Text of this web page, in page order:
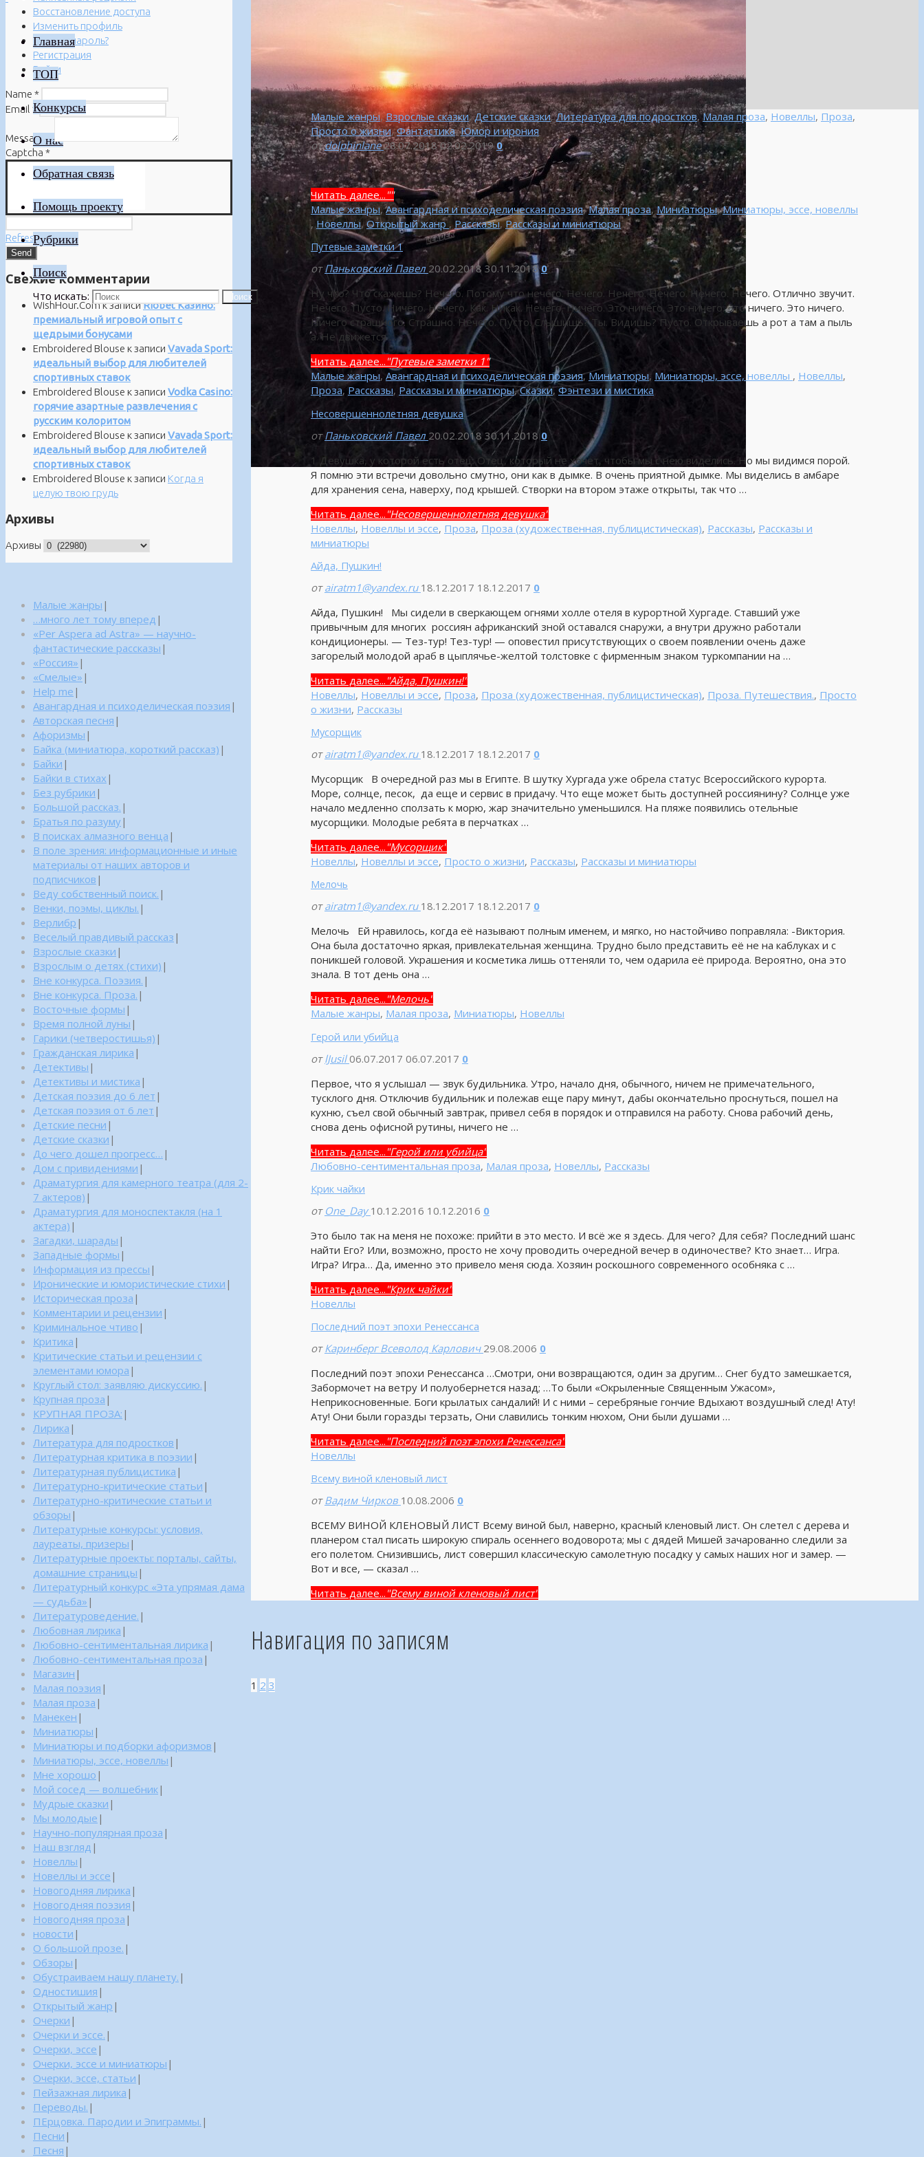
Главная
ТОП
Конкурсы
О нас
Обратная связь
Помощь проекту
Рубрики
Поиск
Что искать: Поиск
Малые жанры,Взрослые сказки,Детские сказки,Литература для подростков,Малая проза, Новеллы, Проза,
Просто о жизни,Фантастика,Юмор и ирония
от dolphinlane 28.07.2018 02.02.2019 0
Читать далее... ""
Малые жанры,Авангардная и психоделическая поэзия,Малая проза,Миниатюры,Миниатюры, эссе, новеллы
,Новеллы,Открытый жанр, Рассказы,Рассказы и миниатюры
Путевые заметки 1
от Паньковский Павел 20.02.2018 30.11.2018 0
Ну что? Что скажешь? Нечего. Потому что нечего. Нечего. Нечего. Нечего. Нечего. Нечего. Отлично звучит.
Нечего. Пусто. Ничего. Нечего. Как. Никак. Нечего. Ничего. Это ничего. Это ничего. Это ничего. Это ничего.
Ничего страшного. Страшно. Нечего. Пусто. Слышишь? Ты. Видишь? Пусто. Открываешь а рот а там а пыль
а. Не движется …
Читать далее... "Путевые заметки 1"
Малые жанры, Авангардная и психоделическая поэзия,Миниатюры, Миниатюры, эссе, новеллы , Новеллы,
Проза,Рассказы, Рассказы и миниатюры,Сказки,Фэнтези и мистика
Несовершеннолетняя девушка
от Паньковский Павел 20.02.2018 30.11.2018 0
1 Девушка, у которой есть отец. Отец, который не хочет, чтобы мы с нею виделись. Но мы видимся порой.
Я помню эти встречи довольно смутно, они как в дымке. В очень приятной дымке. Мы виделись в амбаре
для хранения сена, наверху, под крышей. Створки на втором этаже открыты, так что …
Читать далее... "Несовершеннолетняя девушка"
Новеллы, Новеллы и эссе, Проза, Проза (художественная, публицистическая), Рассказы, Рассказы и
миниатюры
Айда, Пушкин!
от airatm1@yandex.ru 18.12.2017 18.12.2017 0
Айда, Пушкин! Мы сидели в сверкающем огнями холле отеля в курортной Хургаде. Ставший уже
привычным для многих россиян африканский зной оставался снаружи, а внутри дружно работали
кондиционеры. — Тез-тур! Тез-тур! — оповестил присутствующих о своем появлении очень даже
загорелый молодой араб в цыплячье-желтой толстовке с фирменным знаком туркомпании на …
Читать далее... "Айда, Пушкин!"
Новеллы, Новеллы и эссе, Проза, Проза (художественная, публицистическая), Проза. Путешествия., Просто
о жизни, Рассказы
Мусорщик
от airatm1@yandex.ru 18.12.2017 18.12.2017 0
Мусорщик В очередной раз мы в Египте. В шутку Хургада уже обрела статус Всероссийского курорта.
Море, солнце, песок, да еще и сервис в придачу. Что еще может быть доступней россиянину? Солнце уже
начало медленно сползать к морю, жар значительно уменьшился. На пляже появились отельные
мусорщики. Молодые ребята в перчатках …
Читать далее... "Мусорщик"
Новеллы, Новеллы и эссе, Просто о жизни, Рассказы, Рассказы и миниатюры
Мелочь
от airatm1@yandex.ru 18.12.2017 18.12.2017 0
Мелочь Ей нравилось, когда её называют полным именем, и мягко, но настойчиво поправляла: -Виктория.
Она была достаточно яркая, привлекательная женщина. Трудно было представить её не на каблуках и с
поникшей головой. Украшения и косметика лишь оттеняли то, чем одарила её природа. Вероятно, она это
знала. В тот день она …
Читать далее... "Мелочь"
Малые жанры, Малая проза, Миниатюры, Новеллы
Герой или убийца
от lJusil 06.07.2017 06.07.2017 0
Первое, что я услышал — звук будильника. Утро, начало дня, обычного, ничем не примечательного,
тусклого дня. Отключив будильник и полежав еще пару минут, дабы окончательно проснуться, пошел на
кухню, съел свой обычный завтрак, привел себя в порядок и отправился на работу. Снова рабочий день,
снова день офисной рутины, ничего не …
Читать далее... "Герой или убийца"
Любовно-сентиментальная проза, Малая проза, Новеллы, Рассказы
Крик чайки
от One_Day 10.12.2016 10.12.2016 0
Это было так на меня не похоже: прийти в это место. И всё же я здесь. Для чего? Для себя? Последний шанс
найти Его? Или, возможно, просто не хочу проводить очередной вечер в одиночестве? Кто знает… Игра.
Игра? Игра… Да, именно это привело меня сюда. Хозяин роскошного современного особняка с …
Читать далее... "Крик чайки"
Новеллы
Последний поэт эпохи Ренессанса
от Каринберг Всеволод Карлович 29.08.2006 0
Последний поэт эпохи Ренессанса …Смотри, они возвращаются, один за другим… Снег будто замешкается,
Забормочет на ветру И полуобернется назад; …То были «Окрыленные Священным Ужасом»,
Неприкосновенные. Боги крылатых сандалий! И с ними – серебряные гончие Вдыхают воздушный след! Ату!
Ату! Они были горазды терзать, Они славились тонким нюхом, Они были душами …
Читать далее... "Последний поэт эпохи Ренессанса"
Новеллы
Всему виной кленовый лист
от Вадим Чирков 10.08.2006 0
ВСЕМУ ВИНОЙ КЛЕНОВЫЙ ЛИСТ Всему виной был, наверно, красный кленовый лист. Он слетел с дерева и
планером стал писать широкую спираль осеннего водоворота; мы с дядей Мишей зачарованно следили за
его полетом. Снизившись, лист совершил классическую самолетную посадку у самых наших ног и замер. —
Вот и все, — сказал …
Читать далее... "Всему виной кленовый лист"
Навигация по записям
1 2 3
Восстановление доступа
Изменить профиль
Забыли пароль?
Регистрация
Войти
Name *
Email *
Message*
Captcha *
Refresh
Свежие комментарии
WishHour.Comк записиRiobet Казино:
премиальный игровой опыт с
щедрыми бонусами
Embroidered Blouse к записи Vavada Sport:
идеальный выбор для любителей
спортивных ставок
Embroidered Blouse к записи Vodka Casino:
горячие азартные развлечения с
русским колоритом
Embroidered Blouse к записи Vavada Sport:
идеальный выбор для любителей
спортивных ставок
Embroidered Blouse к записи Когда я
целую твою грудь
Архивы
Архивы
Малые жанры |
…много лет тому вперед |
«Per Aspera ad Astra» — научно-
фантастические рассказы |
«Россия» |
«Смелые» |
Help me |
Авангардная и психоделическая поэзия |
Авторская песня |
Афоризмы |
Байка (миниатюра, короткий рассказ) |
Байки |
Байки в стихах |
Без рубрики |
Большой рассказ. |
Братья по разуму|
В поисках алмазного венца |
В поле зрения: информационные и иные
материалы от наших авторов и
подписчиков |
Веду собственный поиск. |
Венки, поэмы, циклы. |
Верлибр |
Веселый правдивый рассказ |
Взрослые сказки |
Взрослым о детях (стихи) |
Вне конкурса. Поэзия. |
Вне конкурса. Проза. |
Восточные формы |
Время полной луны |
Гарики (четверостишья) |
Гражданская лирика |
Детективы |
Детективы и мистика |
Детская поэзия до 6 лет |
Детская поэзия от 6 лет |
Детские песни |
Детские сказки |
До чего дошел прогресс… |
Дом с привидениями |
Драматургия для камерного театра (для 2-
7 актеров) |
Драматургия для моноспектакля (на 1
актера) |
Загадки, шарады |
Западные формы |
Информация из прессы |
Иронические и юмористические стихи |
Историческая проза |
Комментарии и рецензии |
Криминальное чтиво |
Критика |
Критические статьи и рецензии с
элементами юмора |
Круглый стол: заявляю дискуссию. |
Крупная проза |
КРУПНАЯ ПРОЗА: |
Лирика |
Литература для подростков |
Литературная критика в поэзии |
Литературная публицистика |
Литературно-критические статьи |
Литературно-критические статьи и
обзоры |
Литературные конкурсы: условия,
лауреаты, призеры |
Литературные проекты: порталы, сайты,
домашние страницы |
Литературный конкурс «Эта упрямая дама
— судьба» |
Литературоведение. |
Любовная лирика |
Любовно-сентиментальная лирика |
Любовно-сентиментальная проза |
Магазин |
Малая поэзия |
Малая проза |
Манекен |
Миниатюры |
Миниатюры и подборки афоризмов |
Миниатюры, эссе, новеллы |
Мне хорошо |
Мой сосед — волшебник|
Мудрые сказки |
Мы молодые |
Научно-популярная проза |
Наш взгляд |
Новеллы |
Новеллы и эссе |
Новогодняя лирика |
Новогодняя поэзия |
Новогодняя проза |
новости |
О большой прозе. |
Обзоры |
Обустраиваем нашу планету. |
Одностишия |
Открытый жанр |
Очерки |
Очерки и эссе. |
Очерки, эссе |
Очерки, эссе и миниатюры |
Очерки, эссе, статьи |
Пейзажная лирика |
Переводы. |
ПЕрцовка. Пародии и Эпиграммы. |
Песни |
Песня |